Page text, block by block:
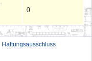
0
Haftungsausschluss